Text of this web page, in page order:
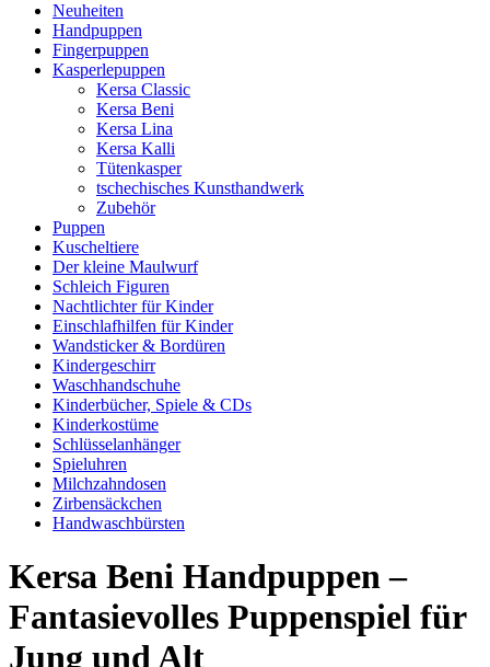
Neuheiten
Handpuppen
Fingerpuppen
Kasperlepuppen
Kersa Classic
Kersa Beni
Kersa Lina
Kersa Kalli
Tütenkasper
tschechisches Kunsthandwerk
Zubehör
Puppen
Kuscheltiere
Der kleine Maulwurf
Schleich Figuren
Nachtlichter für Kinder
Einschlafhilfen für Kinder
Wandsticker & Bordüren
Kindergeschirr
Waschhandschuhe
Kinderbücher, Spiele & CDs
Kinderkostüme
Schlüsselanhänger
Spieluhren
Milchzahndosen
Zirbensäckchen
Handwaschbürsten
Kersa Beni Handpuppen –
Fantasievolles Puppenspiel für
Jung und Alt